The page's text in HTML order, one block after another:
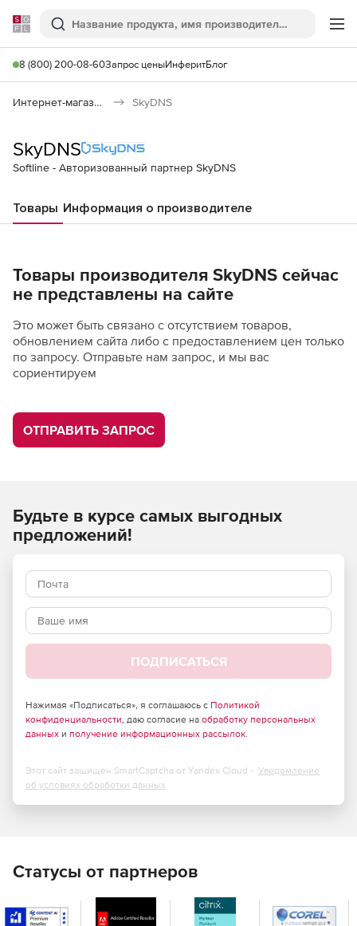
Softline
Поиск
8 (800) 200-08-60Запрос ценыИнферитБлог
Интернет-магазин SkyDNS
SkyDNS
Softline - Авторизованный партнер SkyDNS
Товары Информация о производителе
Товары производителя SkyDNS сейчас
не представлены на сайте
Это может быть связано с отсутствием товаров,
обновлением сайта либо с предоставлением цен только
по запросу. Отправьте нам запрос, и мы вас
сориентируем
ОТПРАВИТЬ ЗАПРОС
Будьте в курсе самых выгодных
предложений!
ПОДПИСАТЬСЯ
Нажимая «Подписаться», я соглашаюсь с Политикой
конфиденциальности, даю согласие на обработку персональных
данных и получение информационных рассылок.
Этот сайт защищен SmartCaptcha от Yandex Cloud - Уведомление
об условиях обработки данных
Статусы от партнеров